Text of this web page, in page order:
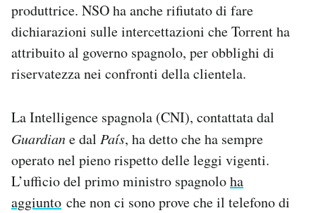
produttrice. NSO ha anche rifiutato di fare
dichiarazioni sulle intercettazioni che Torrent ha
attribuito al governo spagnolo, per obblighi di
riservatezza nei confronti della clientela.
La Intelligence spagnola (CNI), contattata dal
Guardiane dal País, ha detto che ha sempre
operato nel pieno rispetto delle leggi vigenti.
L’ufficio del primo ministro spagnoloha
aggiunto che non ci sono prove che il telefono di